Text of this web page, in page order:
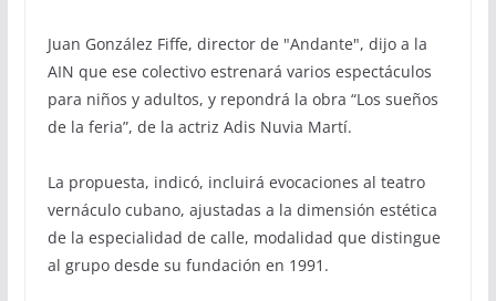
Juan González Fiffe, director de "Andante", dijo a la
AIN que ese colectivo estrenará varios espectáculos
para niños y adultos, y repondrá la obra “Los sueños
de la feria”, de la actriz Adis Nuvia Martí.
La propuesta, indicó, incluirá evocaciones al teatro
vernáculo cubano, ajustadas a la dimensión estética
de la especialidad de calle, modalidad que distingue
al grupo desde su fundación en 1991.